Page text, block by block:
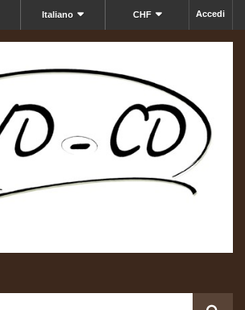
Accedi
CHF
Italiano